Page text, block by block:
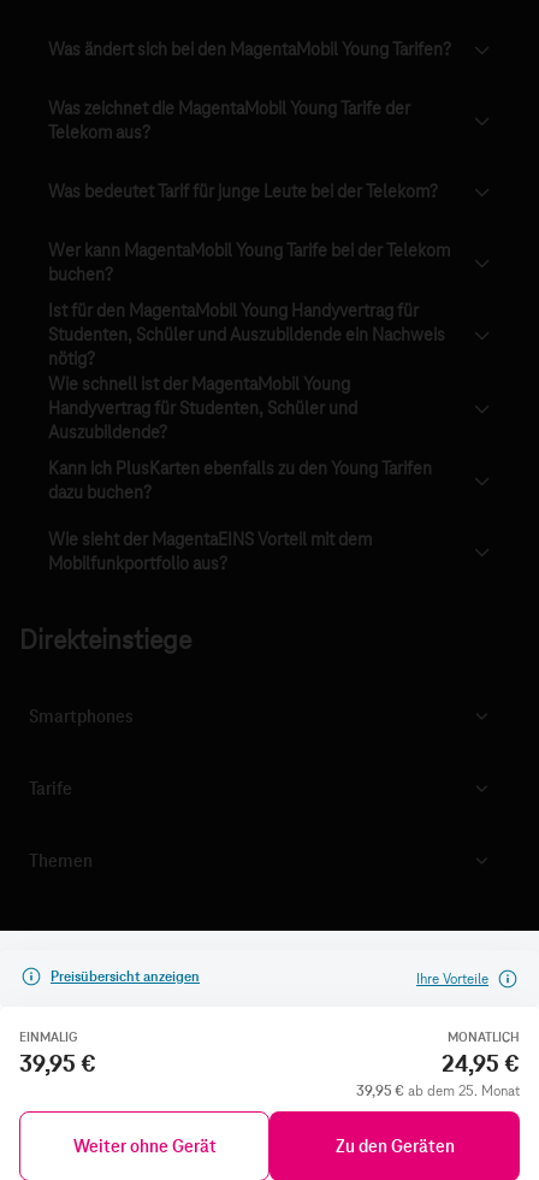
Was ändert sich bei den MagentaMobil Young Tarifen?
Was zeichnet die MagentaMobil Young Tarife der
Telekom aus?
Was bedeutet Tarif für junge Leute bei der Telekom?
Wer kann MagentaMobil Young Tarife bei der Telekom
buchen?
Ist für den MagentaMobil Young Handyvertrag für
Studenten, Schüler und Auszubildende ein Nachweis
nötig?
Wie schnell ist der MagentaMobil Young
Handyvertrag für Studenten, Schüler und
Auszubildende?
Kann ich PlusKarten ebenfalls zu den Young Tarifen
dazu buchen?
Wie sieht der MagentaEINS Vorteil mit dem
Mobilfunkportfolio aus?
Direkteinstiege
Smartphones
Tarife
Themen
Preisübersicht anzeigen Ihre Vorteile
EINMALIG
39,95 €
MONATLICH
24,95 €
39,95 € ab dem 25. Monat
Zu den Geräten
Weiter ohne Gerät